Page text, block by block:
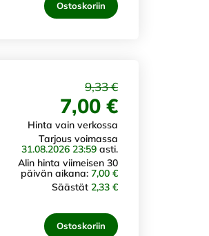
Ostoskoriin
9,33 €
7,00 €
Hinta vain verkossa
Tarjous voimassa
31.08.2026 23:59 asti.
Alin hinta viimeisen 30
päivän aikana: 7,00 €
Säästät 2,33 €
Ostoskoriin